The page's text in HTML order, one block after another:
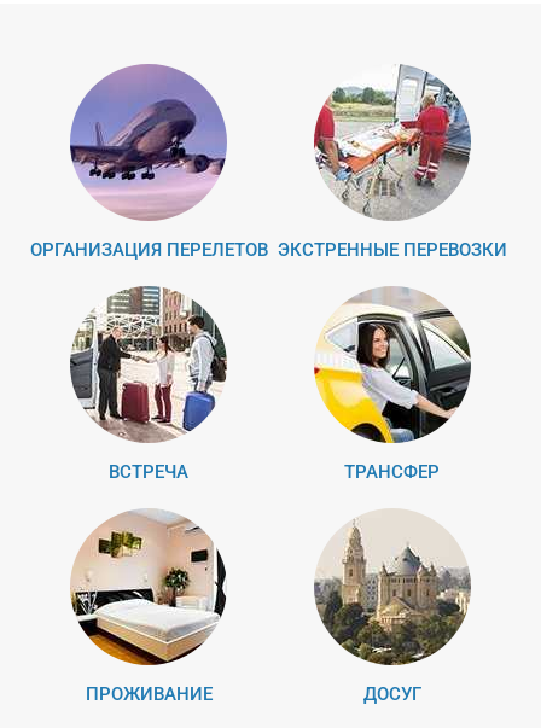
ОРГАНИЗАЦИЯ ПЕРЕЛЕТОВ ЭКСТРЕННЫЕ ПЕРЕВОЗКИ
ВСТРЕЧА ТРАНСФЕР
ПРОЖИВАНИЕ ДОСУГ